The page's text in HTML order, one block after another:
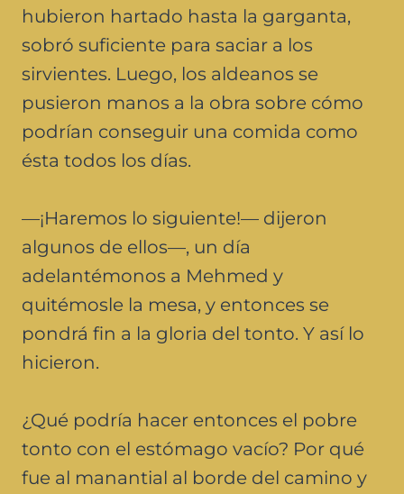
hubieron hartado hasta la garganta,
sobró suficiente para saciar a los
sirvientes. Luego, los aldeanos se
pusieron manos a la obra sobre cómo
podrían conseguir una comida como
ésta todos los días.
—¡Haremos lo siguiente!— dijeron
algunos de ellos—, un día
adelantémonos a Mehmed y
quitémosle la mesa, y entonces se
pondrá fin a la gloria del tonto. Y así lo
hicieron.
¿Qué podría hacer entonces el pobre
tonto con el estómago vacío? Por qué
fue al manantial al borde del camino y